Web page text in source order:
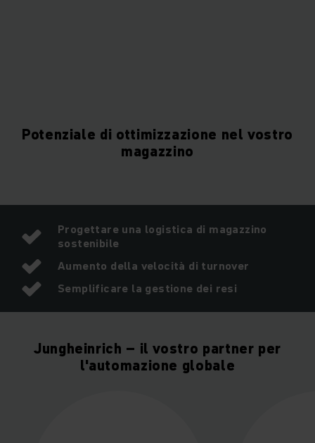
Potenziale di ottimizzazione nel vostro
magazzino
Progettare una logistica di magazzino
sostenibile
Aumento della velocità di turnover
Semplificare la gestione dei resi
Jungheinrich – il vostro partner per
l'automazione globale